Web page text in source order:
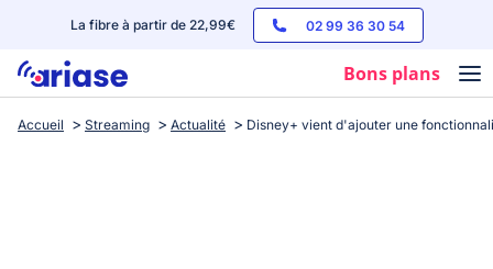
La fibre à partir de 22,99€ 02 99 36 30 54
Bons plans
Box internet
Accueil Streaming Actualité Disney+ vient d'ajouter une